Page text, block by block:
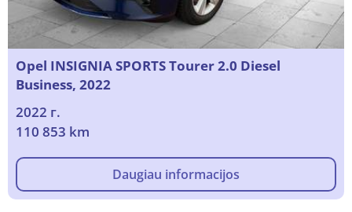
Opel INSIGNIA SPORTS Tourer 2.0 Diesel
Business, 2022
2022 г.
110 853 km
Daugiau informacijos